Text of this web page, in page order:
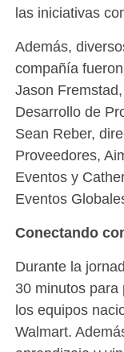
las iniciativas
Además,
compañía
Jason
Desarrollo de
Sean Reber,
Proveedores,
Eventos y
Eventos
Conectando
Durante la
30 minutos para
los equipos
Walmart.